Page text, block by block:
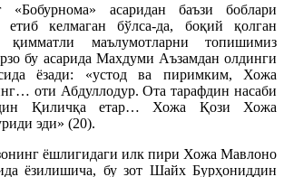
«Бобурнома» асаридан баъзи боблари
етиб келмаган бўлса-да, боқий қолган
қимматли маълумотларни топишимиз
бу асарида Махдуми Аъзамдан олдинги
ёзади: «устод ва пиримким, Хожа
оти Абдуллодур. Ота тарафдин насаби
Қиличқа етар… Хожа Қози Хожа
эди» (20).
ёшлигидаги илк пири Хожа Мавлоно
ёзилишича, бу зот Шайх Бурҳониддин